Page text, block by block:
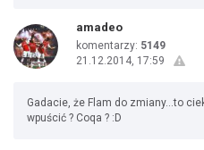
amadeo
komentarzy: 5149
21.12.2014, 17:59
Gadacie, że Flam do zmiany...to
wpuścić ? Coqa ? :D